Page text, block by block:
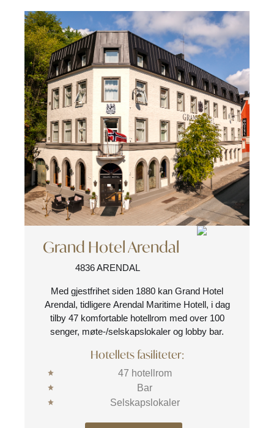
Grand Hotel Arendal
4836 ARENDAL
Med gjestfrihet siden 1880 kan Grand Hotel
Arendal, tidligere Arendal Maritime Hotell, i dag
tilby 47 komfortable hotellrom med over 100
senger, møte-/selskapslokaler og lobby bar.
Hotellets fasiliteter:
47 hotellrom
Bar
Selskapslokaler